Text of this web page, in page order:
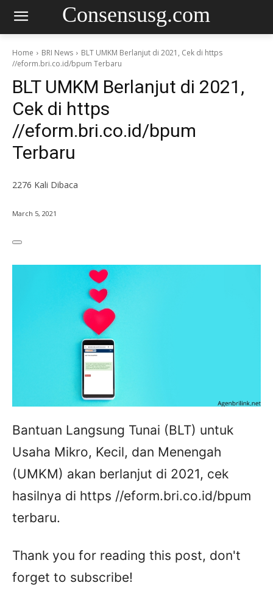
Consensusg.com
Home BRI News
BLT UMKM Berlanjut di 2021, Cek di https
//eform.bri.co.id/bpum Terbaru
BLT UMKM Berlanjut di 2021,
Cek di https
//eform.bri.co.id/bpum
Terbaru
2276 Kali Dibaca
March 5, 2021
Bantuan Langsung Tunai (BLT) untuk
Usaha Mikro, Kecil, dan Menengah
(UMKM) akan berlanjut di 2021, cek
hasilnya di https //eform.bri.co.id/bpum
terbaru.
Thank you for reading this post, don't
forget to subscribe!